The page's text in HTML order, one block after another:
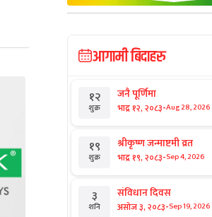
आगामी बिदाहरु
१२
शुक्र
जनै पूर्णिमा
भाद्र १२, २०८३-Aug 28, 2026
१९
शुक्र
श्रीकृष्ण जन्माष्टमी व्रत
भाद्र १९, २०८३-Sep 4, 2026
३
शनि
संविधान दिवस
असोज ३, २०८३-Sep 19, 2026